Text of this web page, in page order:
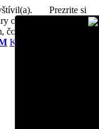
Prezrite si
online, vtipy, videá,
si myslíte
KONTAKTUJTE